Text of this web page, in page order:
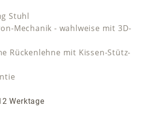
Stuhl
Mechanik - wahlweise mit 3D-
Rückenlehne mit Kissen-Stütz-
Werktage